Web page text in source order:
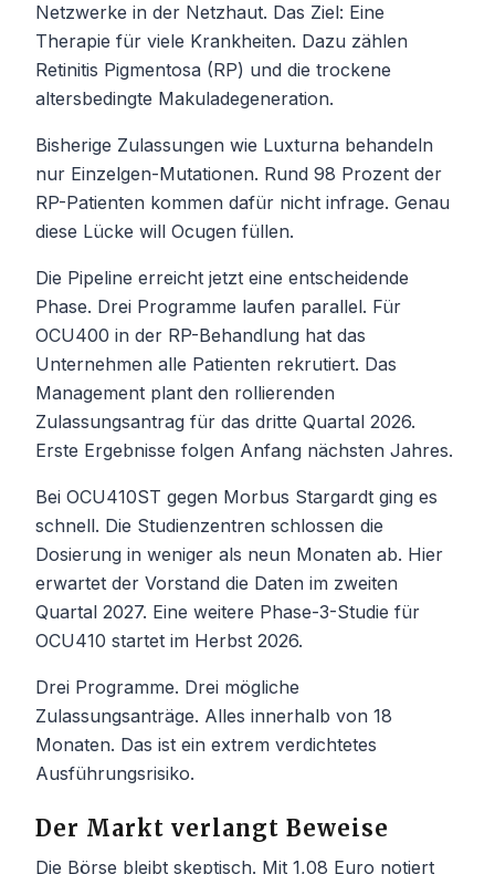
Netzwerke in der Netzhaut. Das Ziel: Eine
Therapie für viele Krankheiten. Dazu zählen
Retinitis Pigmentosa (RP) und die trockene
altersbedingte Makuladegeneration.
Bisherige Zulassungen wie Luxturna behandeln
nur Einzelgen-Mutationen. Rund 98 Prozent der
RP-Patienten kommen dafür nicht infrage. Genau
diese Lücke will Ocugen füllen.
Die Pipeline erreicht jetzt eine entscheidende
Phase. Drei Programme laufen parallel. Für
OCU400 in der RP-Behandlung hat das
Unternehmen alle Patienten rekrutiert. Das
Management plant den rollierenden
Zulassungsantrag für das dritte Quartal 2026.
Erste Ergebnisse folgen Anfang nächsten Jahres.
Bei OCU410ST gegen Morbus Stargardt ging es
schnell. Die Studienzentren schlossen die
Dosierung in weniger als neun Monaten ab. Hier
erwartet der Vorstand die Daten im zweiten
Quartal 2027. Eine weitere Phase-3-Studie für
OCU410 startet im Herbst 2026.
Drei Programme. Drei mögliche
Zulassungsanträge. Alles innerhalb von 18
Monaten. Das ist ein extrem verdichtetes
Ausführungsrisiko.
Der Markt verlangt Beweise
Die Börse bleibt skeptisch. Mit 1,08 Euro notiert